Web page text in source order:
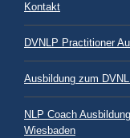
Kontakt
DVNLP Practitioner
Ausbildung zum
NLP Coach
Wiesbaden